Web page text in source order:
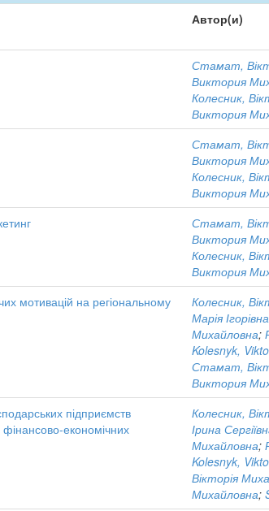
Автор(и)
Стамат,
Виктория
Колесник,
Виктория
Стамат,
Виктория
Колесник,
Виктория
Стамат,
Виктория
Колесник,
Виктория
мотивацій на регіональному
Колесник,
Марія Ігорівна
Михайловна;
Kolesnyk,
Стамат,
Виктория
підприємств
економічних
Колесник,
Ірина
Михайловна;
Kolesnyk,
Вікторія
Михайловна;